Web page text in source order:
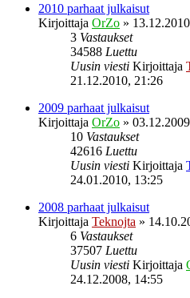
2010 parhaat julkaisut
Kirjoittaja OrZo »
3 Vastaukset
34588 Luettu
Uusin viesti Kirjoittaja
21.12.2010, 21:26
2009 parhaat julkaisut
Kirjoittaja OrZo »
10 Vastaukset
42616 Luettu
Uusin viesti Kirjoittaja
24.01.2010, 13:25
2008 parhaat julkaisut
Kirjoittaja Teknojta »
6 Vastaukset
37507 Luettu
Uusin viesti Kirjoittaja
24.12.2008, 14:55